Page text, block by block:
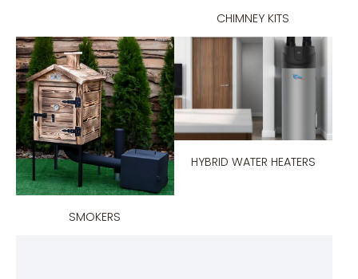
CHIMNEY KITS
SMOKERS
HYBRID WATER HEATERS